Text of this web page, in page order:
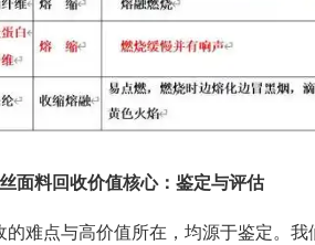
面料回收价值核心：鉴定与评估
的难点与高价值所在，均源于鉴定。我